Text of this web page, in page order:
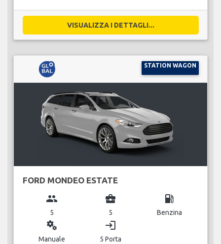
VISUALIZZA I DETTAGLI...
STATION WAGON
FORD MONDEO ESTATE
group
5
business_center
5
local_gas_station
Benzina
miscellaneous_services
Manuale
login
5 Porta